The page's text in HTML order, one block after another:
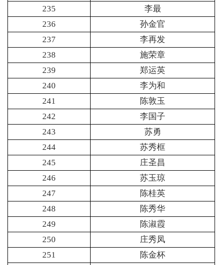
235
李最
236
孙金官
237
李再发
238
施荣章
239
郑运英
240
李为和
241
陈敦玉
242
李国子
243
苏勇
244
苏秀框
245
庄圣昌
246
苏玉琼
247
陈桂英
248
陈秀华
249
陈淑霞
250
庄秀凤
251
陈金杯